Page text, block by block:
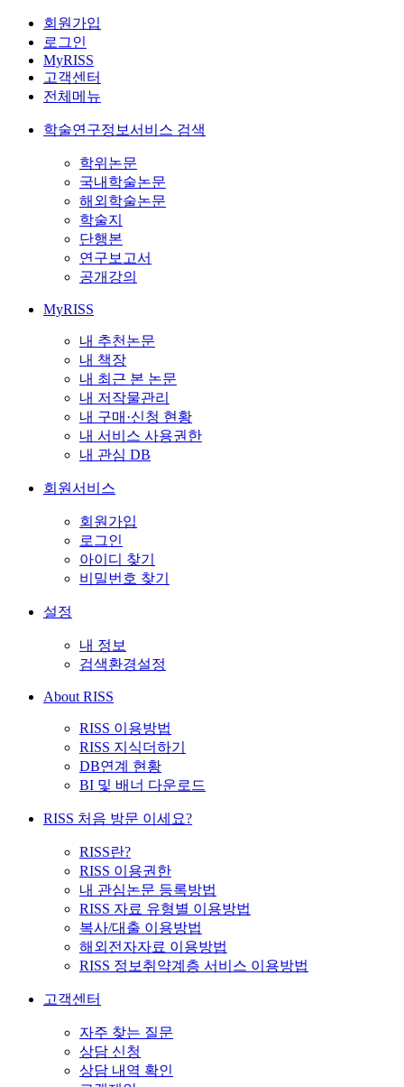
회원가입
로그인
MyRISS
고객센터
전체메뉴
학술연구정보서비스 검색
학위논문
국내학술논문
해외학술논문
학술지
단행본
연구보고서
공개강의
MyRISS
내 추천논문
내 책장
내 최근 본 논문
내 저작물관리
내 구매·신청 현황
내 서비스 사용권한
내 관심 DB
회원서비스
회원가입
로그인
아이디 찾기
비밀번호 찾기
설정
내 정보
검색환경설정
About RISS
RISS 이용방법
RISS 지식더하기
DB연계 현황
BI 및 배너 다운로드
RISS 처음 방문 이세요?
RISS란?
RISS 이용권한
내 관심논문 등록방법
RISS 자료 유형별 이용방법
복사/대출 이용방법
해외전자자료 이용방법
RISS 정보취약계층 서비스 이용방법
고객센터
자주 찾는 질문
상담 신청
상담 내역 확인